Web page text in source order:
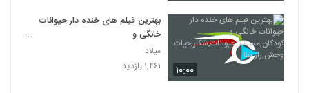
۱۰:۰۰
بهترین فیلم های خنده دار حیوانات
خانگی و
کودکان,مستند,حیوانات,شکار,حیات
وحش,راز بقا
میلاد
۱,۴۶۱ بازدید